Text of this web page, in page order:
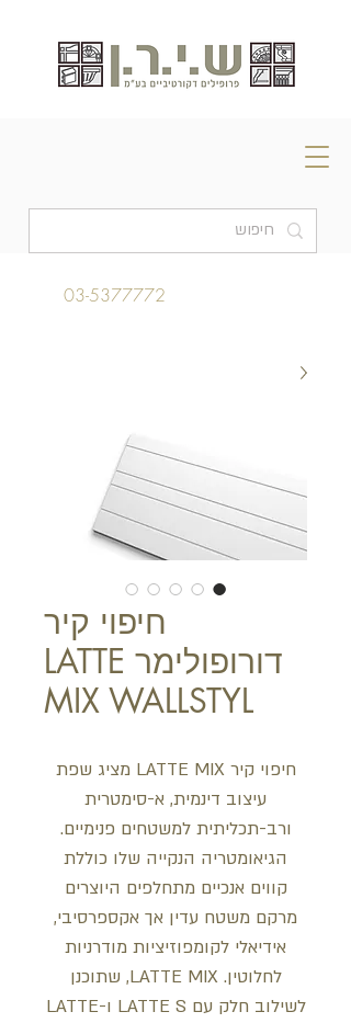
03-5377772
חיפוי קיר
דורופולימר LATTE
MIX WALLSTYL
חיפוי קיר LATTE MIX מציג שפת
עיצוב דינמית, א-סימטרית
ורב-תכליתית למשטחים פנימיים.
הגיאומטריה הנקייה שלו כוללת
קווים אנכיים מתחלפים היוצרים
מרקם משטח עדין אך אקספרסיבי,
אידיאלי לקומפוזיציות מודרניות
לחלוטין. LATTE MIX, שתוכנן
לשילוב חלק עם LATTE S ו-LATTE